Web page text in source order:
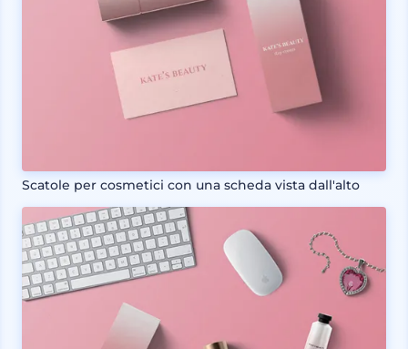
Scatole per cosmetici con una scheda vista dall'alto